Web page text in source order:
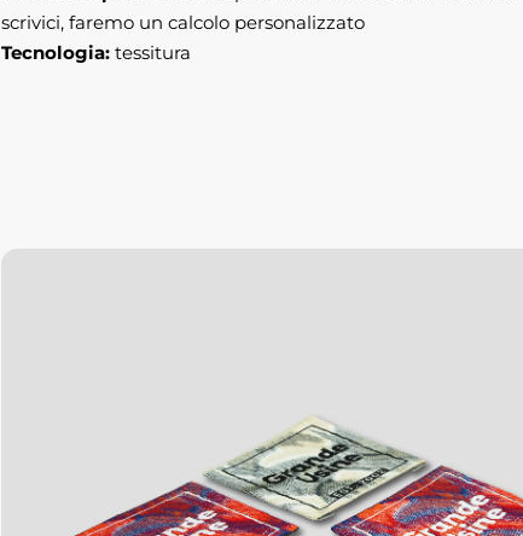
scrivici, faremo un calcolo personalizzato
Tecnologia: tessitura